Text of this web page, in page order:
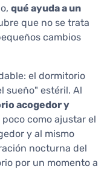
qué ayuda a un
que no se trata
cambios
el dormitorio
sueño" estéril. Al
acogedor y
poco como ajustar el
y al mismo
nocturna del
por un momento a